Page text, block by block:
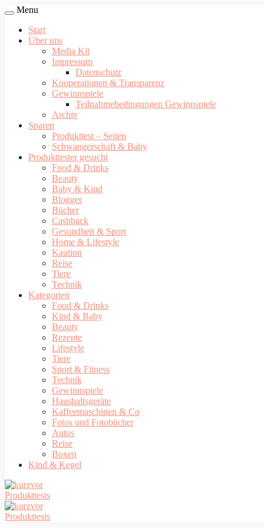
Menu
Start
Über uns
Media Kit
Impressum
Datenschutz
Kooperationen & Transparenz
Gewinnspiele
Teilnahmebedingungen Gewinnspiele
Archiv
Sparen
Produkttest – Seiten
Schwangerschaft & Baby
Produkttester gesucht
Food & Drinks
Beauty
Baby & Kind
Blogger
Bücher
Cashback
Gesundheit & Sport
Home & Lifestyle
Kaution
Reise
Tiere
Technik
Kategorien
Food & Drinks
Kind & Baby
Beauty
Rezepte
Lifestyle
Tiere
Sport & Fitness
Technik
Gewinnspiele
Haushaltsgeräte
Kaffeemaschinen & Co
Fotos und Fotobücher
Autos
Reise
Boxen
Kind & Kegel